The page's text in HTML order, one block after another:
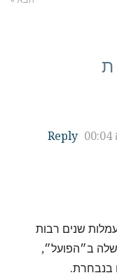
Reply
שנים רבות
שלה ב״הפועל״,
בנבחרת.